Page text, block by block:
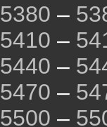
5380 –
5410 –
5440 –
5470 –
5500 –